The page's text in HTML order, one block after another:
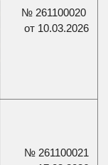
№ 261100020
от 10.03.2026
№ 261100021